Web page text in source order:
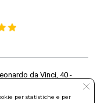
da Vinci, 40 -
Capitale
per statistiche e per